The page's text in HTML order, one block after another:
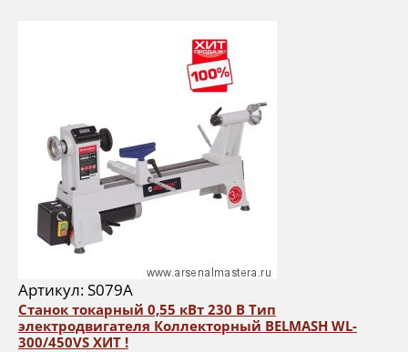
Артикул: S079A
Станок токарный 0,55 кВт 230 В Тип
электродвигателя Коллекторный BELMASH WL-
300/450VS ХИТ !